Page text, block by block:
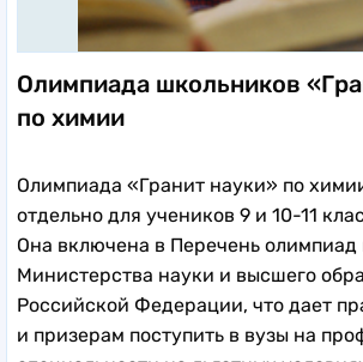
Олимпиада школьников
по химии
Олимпиада «Гранит науки» по
отдельно для учеников 9 и 10-11
Она включена в Перечень олимпиад
Министерства науки и высшего
Российской Федерации, что дает
и призерам поступить в вузы на